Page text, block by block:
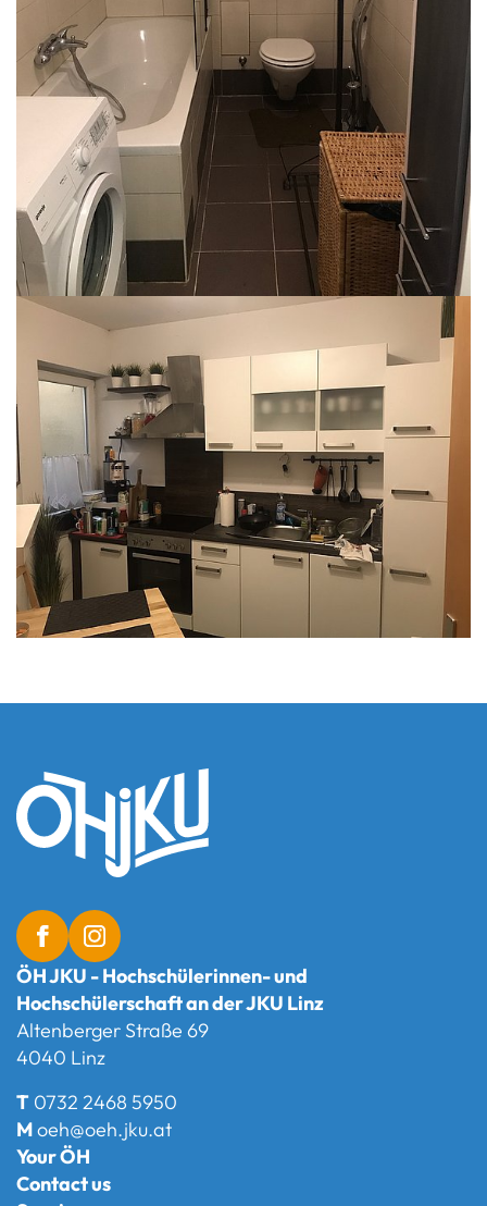
ÖH JKU - Hochschülerinnen- und
Hochschülerschaft an der JKU Linz
Altenberger Straße 69
4040 Linz
T 0732 2468 5950
Moeh@oeh.jku.at
Your ÖH
Contact us